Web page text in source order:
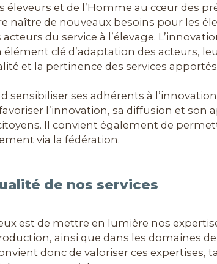
et de l’Homme au cœur des
naître de nouveaux besoins pour les
du service à l’élevage.
clé d’adaptation des acteurs,
et la pertinence des services
sensibiliser ses adhérents à
l’innovation, sa diffusion et
Il convient également de
via la fédération.
de nos services
est de mettre en lumière nos
ainsi que dans les domaines
donc de valoriser ces expertises,